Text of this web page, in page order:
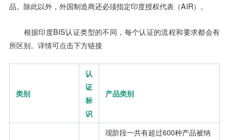
品。除此以外，外国制造商还必须指定印度授权代表（AIR）。
根据印度BIS认证类型的不同，每个认证的流程和要求都会有
所区别。详情可点击下方链接
类别
认
证
标
识
产品类别
现阶段一共有超过600种产品被纳